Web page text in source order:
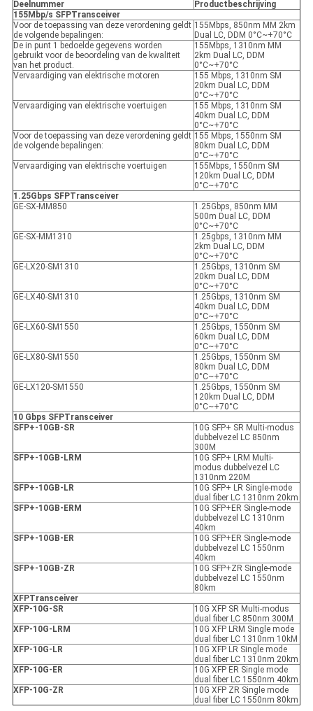
Deelnummer
Productbeschrijving
155Mbp/s SFPTransceiver
Voor de toepassing van deze verordening geldt
de volgende bepalingen:
155Mbps, 850nm MM 2km
Dual LC, DDM 0°C~+70°C
De in punt 1 bedoelde gegevens worden
gebruikt voor de beoordeling van de kwaliteit
van het product.
155Mbps, 1310nm MM
2km Dual LC, DDM
0°C~+70°C
Vervaardiging van elektrische motoren
155 Mbps, 1310nm SM
20km Dual LC, DDM
0°C~+70°C
Vervaardiging van elektrische voertuigen
155 Mbps, 1310nm SM
40km Dual LC, DDM
0°C~+70°C
Voor de toepassing van deze verordening geldt
de volgende bepalingen:
155 Mbps, 1550nm SM
80km Dual LC, DDM
0°C~+70°C
Vervaardiging van elektrische voertuigen
155Mbps, 1550nm SM
120km Dual LC, DDM
0°C~+70°C
1.25Gbps SFPTransceiver
GE-SX-MM850
1.25Gbps, 850nm MM
500m Dual LC, DDM
0°C~+70°C
GE-SX-MM1310
1.25gbps, 1310nm MM
2km Dual LC, DDM
0°C~+70°C
GE-LX20-SM1310
1.25Gbps, 1310nm SM
20km Dual LC, DDM
0°C~+70°C
GE-LX40-SM1310
1.25Gbps, 1310nm SM
40km Dual LC, DDM
0°C~+70°C
GE-LX60-SM1550
1.25Gbps, 1550nm SM
60km Dual LC, DDM
0°C~+70°C
GE-LX80-SM1550
1.25Gbps, 1550nm SM
80km Dual LC, DDM
0°C~+70°C
GE-LX120-SM1550
1.25Gbps, 1550nm SM
120km Dual LC, DDM
0°C~+70°C
10 Gbps SFPTransceiver
SFP+-10GB-SR
10G SFP+ SR Multi-modus
dubbelvezel LC 850nm
300M
SFP+-10GB-LRM
10G SFP+ LRM Multi-
modus dubbelvezel LC
1310nm 220M
SFP+-10GB-LR
10G SFP+ LR Single-mode
dual fiber LC 1310nm 20km
SFP+-10GB-ER M
10G SFP+ER Single-mode
dubbelvezel LC 1310nm
40km
SFP+-10GB-ER
10G SFP+ER Single-mode
dubbelvezel LC 1550nm
40km
SFP+-10GB-ZR
10G SFP+ZR Single-mode
dubbelvezel LC 1550nm
80km
XFPTransceiver
XFP-10G-SR
10G XFP SR Multi-modus
dual fiber LC 850nm 300M
XFP-10G-LRM
10G XFP LRM Single mode
dual fiber LC 1310nm 10kM
XFP-10G-LR
10G XFP LR Single mode
dual fiber LC 1310nm 20km
XFP-10G-ER
10G XFP ER Single mode
dual fiber LC 1550nm 40km
XFP-10G-ZR
10G XFP ZR Single mode
dual fiber LC 1550nm 80km